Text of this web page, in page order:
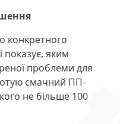
конкретного
показує, яким
проблеми для
смачний ПП-
не більше 100